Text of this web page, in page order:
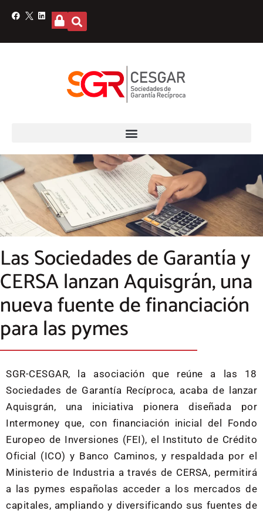
Las Sociedades de Garantía y
CERSA lanzan Aquisgrán, una
nueva fuente de financiación
para las pymes
SGR-CESGAR, la asociación que reúne a las 18
Sociedades de Garantía Recíproca, acaba de lanzar
Aquisgrán, una iniciativa pionera diseñada por
Intermoney que, con financiación inicial del Fondo
Europeo de Inversiones (FEI), el Instituto de Crédito
Oficial (ICO) y Banco Caminos, y respaldada por el
Ministerio de Industria a través de CERSA, permitirá
a las pymes españolas acceder a los mercados de
capitales, ampliando y diversificando sus fuentes de